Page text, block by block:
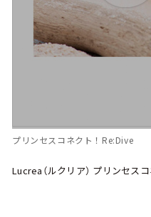
プリンセスコネクト！Re:Dive
Lucrea（ルクリア） プリンセス